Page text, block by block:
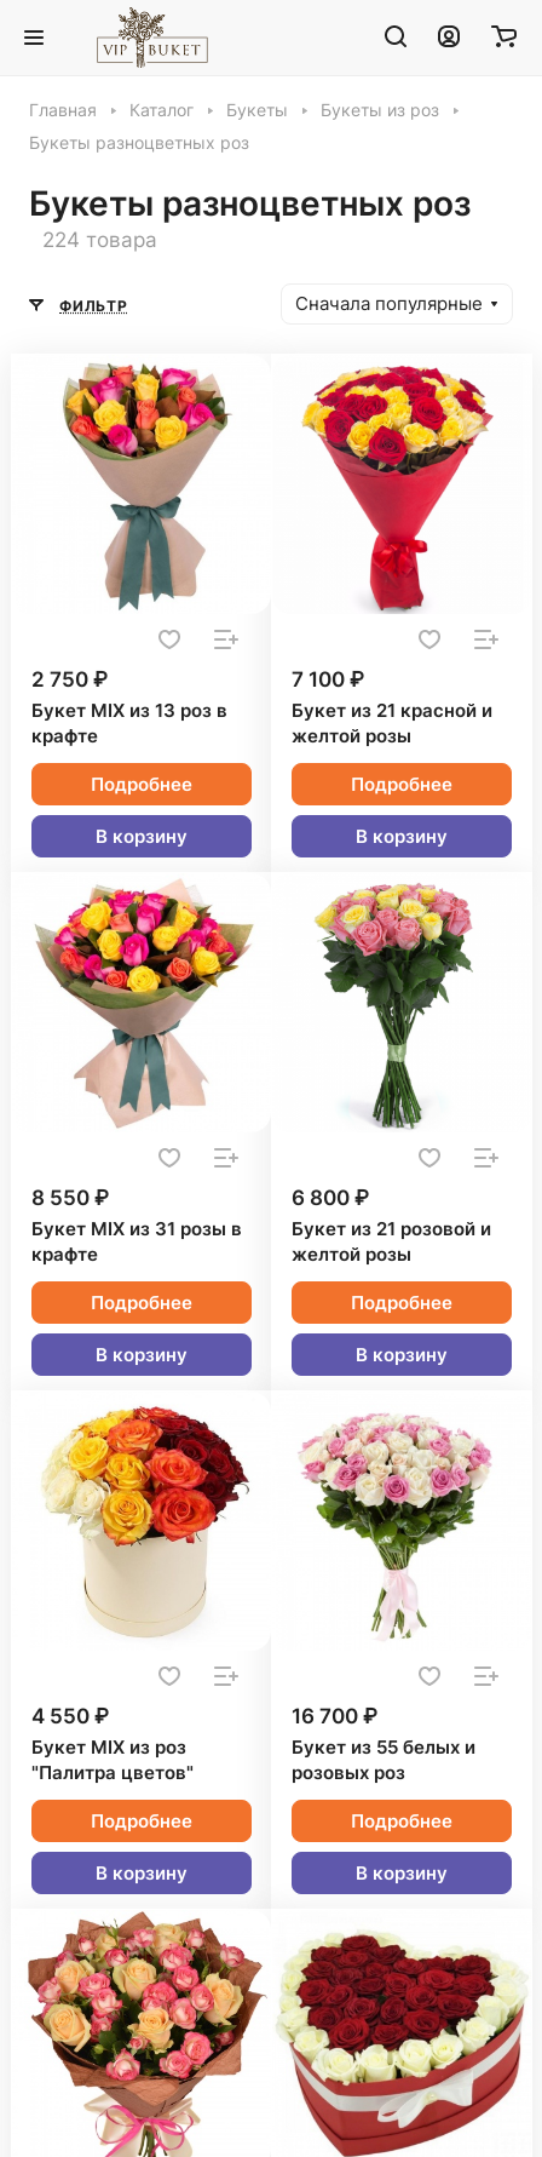
Главная Каталог Букеты
Букеты из роз
Букеты разноцветных роз
Букеты разноцветных роз
224 товара
ФИЛЬТР Сначала популярные
2 750 ₽
Букет MIX из 13 роз в
крафте
Подробнее
В корзину
7 100 ₽
Букет из 21 красной и
желтой розы
Подробнее
В корзину
8 550 ₽
Букет MIX из 31 розы в
крафте
Подробнее
В корзину
6 800 ₽
Букет из 21 розовой и
желтой розы
Подробнее
В корзину
4 550 ₽
Букет MIX из роз
"Палитра цветов"
Подробнее
В корзину
16 700 ₽
Букет из 55 белых и
розовых роз
Подробнее
В корзину